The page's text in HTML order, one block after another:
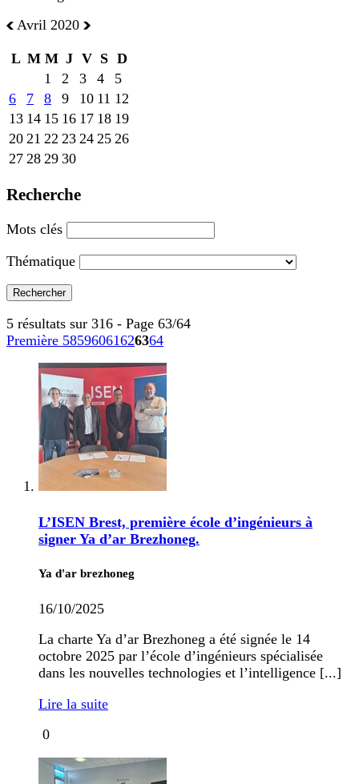
Avril 2020
L M M J V S D
1
2 3 4
5
6
7 8 9 10 11 12
13 14 15 16 17 18 19
20 21 22 23 24 25 26
27 28 29 30
Recherche
Mots clés
Thématique
5 résultats sur 316 - Page 63/64
Première 58596061626364
L’ISEN Brest, première école d’ingénieurs à
signer Ya d’ar Brezhoneg.
Ya d'ar brezhoneg
16/10/2025
La charte Ya d’ar Brezhoneg a été signée le 14
octobre 2025 par l’école d’ingénieurs spécialisée
dans les nouvelles technologies et l’intelligence [...]
Lire la suite
0